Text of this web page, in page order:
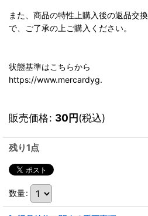
また、商品の特性上購入後の返品交
で、ご了承の上ご購入ください。
状態基準はこちらから
https://www.mercardyg.
販売価格: 30円(税込)
残り1点
数量: